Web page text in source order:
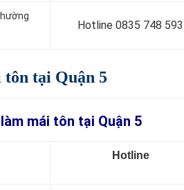
Hotline 0835 748 593
tại Quận 5
mái tôn tại Quận 5
Hotline